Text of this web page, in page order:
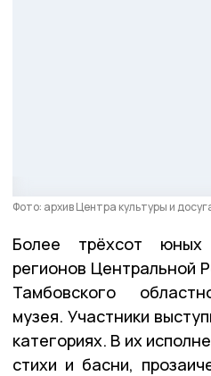
Фото: архив Центра культуры и
Более трёхсот
регионов Центральной
Тамбовского
музея. Участники
категориях. В их
стихи и басни,